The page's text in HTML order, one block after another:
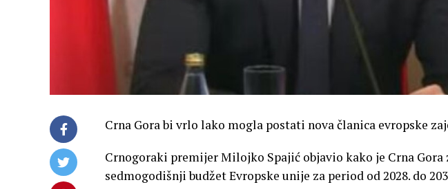
Crna Gora bi vrlo lako mogla postati nova članica evropske
Crnogoraki premijer Milojko Spajić objavio kako je Crna Gora
sedmogodišnji budžet Evropske unije za period od 2028. do